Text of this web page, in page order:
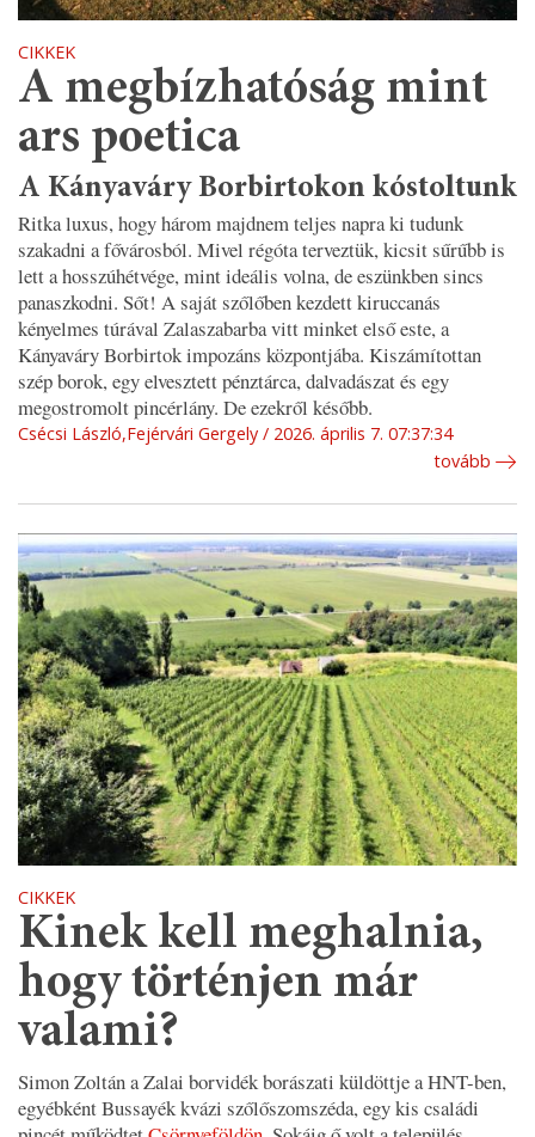
CIKKEK
A megbízhatóság mint
ars poetica
A Kányaváry Borbirtokon kóstoltunk
Ritka luxus, hogy három majdnem teljes napra ki tudunk
szakadni a fővárosból. Mivel régóta terveztük, kicsit sűrűbb is
lett a hosszúhétvége, mint ideális volna, de eszünkben sincs
panaszkodni. Sőt! A saját szőlőben kezdett kiruccanás
kényelmes túrával Zalaszabarba vitt minket első este, a
Kányaváry Borbirtok impozáns központjába. Kiszámítottan
szép borok, egy elvesztett pénztárca, dalvadászat és egy
megostromolt pincérlány. De ezekről később.
Csécsi László,Fejérvári Gergely
2026. április 7. 07:37:34
tovább
CIKKEK
Kinek kell meghalnia,
hogy történjen már
valami?
Simon Zoltán a Zalai borvidék borászati küldöttje a HNT-ben,
egyébként Bussayék kvázi szőlőszomszéda, egy kis családi